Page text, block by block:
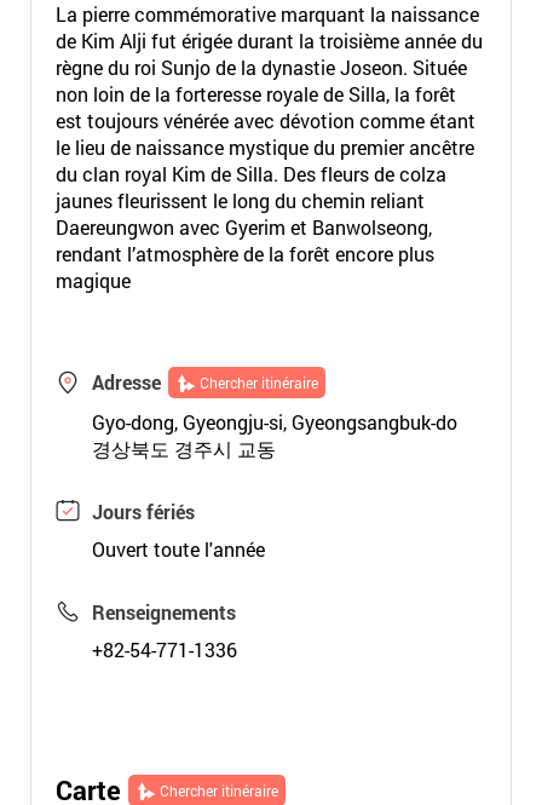
La pierre commémorative marquant la naissance
de Kim Alji fut érigée durant la troisième année du
règne du roi Sunjo de la dynastie Joseon. Située
non loin de la forteresse royale de Silla, la forêt
est toujours vénérée avec dévotion comme étant
le lieu de naissance mystique du premier ancêtre
du clan royal Kim de Silla. Des fleurs de colza
jaunes fleurissent le long du chemin reliant
Daereungwon avec Gyerim et Banwolseong,
rendant l’atmosphère de la forêt encore plus
magique
Adresse Chercher itinéraire
Gyo-dong, Gyeongju-si, Gyeongsangbuk-do
경상북도 경주시 교동
Jours fériés
Ouvert toute l'année
Renseignements
+82-54-771-1336
Carte Chercher itinéraire